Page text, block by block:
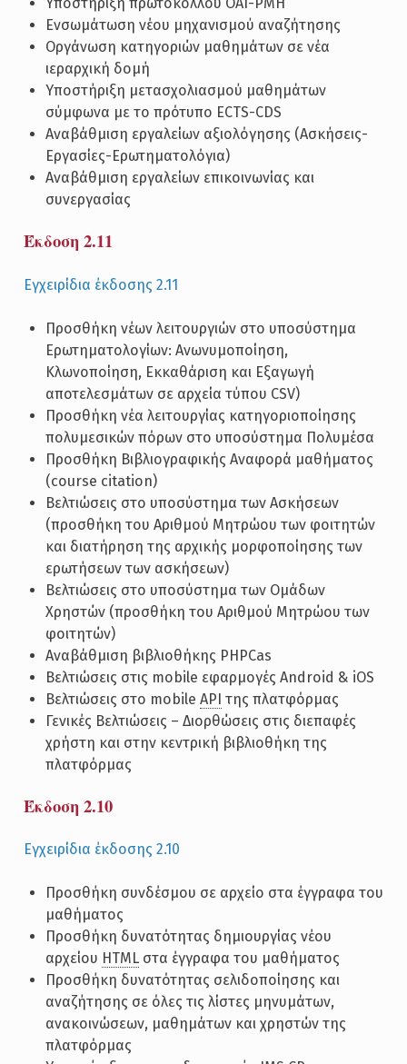
Ενσωμάτωση νέου μηχανισμού αναζήτησης
Οργάνωση κατηγοριών μαθημάτων σε νέα
ιεραρχική δομή
Υποστήριξη μετασχολιασμού μαθημάτων
σύμφωνα με το πρότυπο ECTS-CDS
Αναβάθμιση εργαλείων αξιολόγησης (Ασκήσεις-
Εργασίες-Ερωτηματολόγια)
Αναβάθμιση εργαλείων επικοινωνίας και
συνεργασίας
Έκδοση 2.11
Εγχειρίδια έκδοσης 2.11
Προσθήκη νέων λειτουργιών στο υποσύστημα
Ερωτηματολογίων: Ανωνυμοποίηση,
Κλωνοποίηση, Εκκαθάριση και Εξαγωγή
αποτελεσμάτων σε αρχεία τύπου CSV)
Προσθήκη νέα λειτουργίας κατηγοριοποίησης
πολυμεσικών πόρων στο υποσύστημα Πολυμέσα
Προσθήκη Βιβλιογραφικής Αναφορά μαθήματος
(course citation)
Βελτιώσεις στο υποσύστημα των Ασκήσεων
(προσθήκη του Αριθμού Μητρώου των φοιτητών
και διατήρηση της αρχικής μορφοποίησης των
ερωτήσεων των ασκήσεων)
Βελτιώσεις στο υποσύστημα των Ομάδων
Χρηστών (προσθήκη του Αριθμού Μητρώου των
φοιτητών)
Αναβάθμιση βιβλιοθήκης PHPCas
Βελτιώσεις στις mobile εφαρμογές Android & iOS
Βελτιώσεις στο mobile API της πλατφόρμας
Γενικές Βελτιώσεις – Διορθώσεις στις διεπαφές
χρήστη και στην κεντρική βιβλιοθήκη της
πλατφόρμας
Έκδοση 2.10
Εγχειρίδια έκδοσης 2.10
Προσθήκη συνδέσμου σε αρχείο στα έγγραφα του
μαθήματος
Προσθήκη δυνατότητας δημιουργίας νέου
αρχείου HTMLστα έγγραφα του μαθήματος
Προσθήκη δυνατότητας σελιδοποίησης και
αναζήτησης σε όλες τις λίστες μηνυμάτων,
ανακοινώσεων, μαθημάτων και χρηστών της
πλατφόρμας